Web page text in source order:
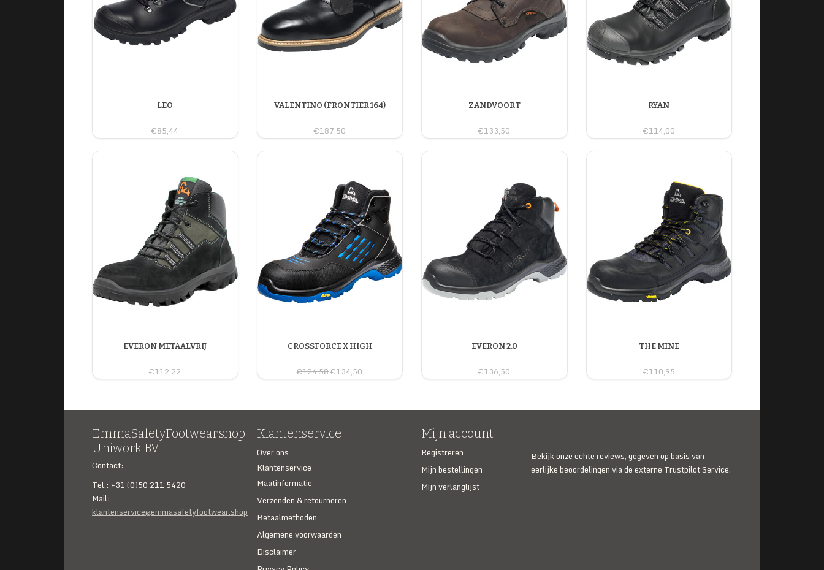
LEO
€85,44
VALENTINO (FRONTIER 164)
€187,50
ZANDVOORT
€133,50
RYAN
€114,00
EVERON METAALVRIJ
€112,22
CROSSFORCE X HIGH
€124,58€134,50
EVERON 2.0
€136,50
THE MINE
€110,95
EmmaSafetyFootwear.shop
Uniwork BV
Contact:
Tel.: +31 (0)50 211 5420
Mail:
klantenservice@emmasafetyfootwear.shop
Klantenservice
Over ons
Klantenservice
Maatinformatie
Verzenden & retourneren
Betaalmethoden
Algemene voorwaarden
Disclaimer
Mijn account
Registreren
Mijn bestellingen
Mijn verlanglijst
Bekijk onze echte reviews, gegeven op basis van
eerlijke beoordelingen via de externe Trustpilot Service.